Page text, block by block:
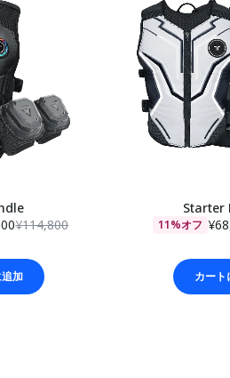
¥114,800
加
Starter
11%オフ
カート